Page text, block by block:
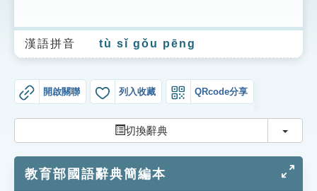
生字詞彙表
成語故事
索引選單
單字索引
漢語拼音 tù sǐ gǒu pēng
開啟關聯 列入收藏 QRcode分享
切換辭典 切換
教育部國語辭典簡編本